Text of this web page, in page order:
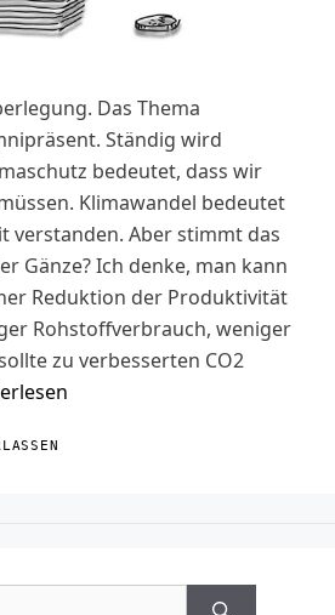
Das Thema
Ständig wird
bedeutet, dass wir
Klimawandel bedeutet
verstanden. Aber stimmt das
Gänze? Ich denke, man kann
Reduktion der Produktivität
Rohstoffverbrauch, weniger
zu verbesserten CO2